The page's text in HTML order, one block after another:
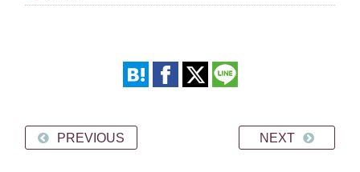
PREVIOUS NEXT